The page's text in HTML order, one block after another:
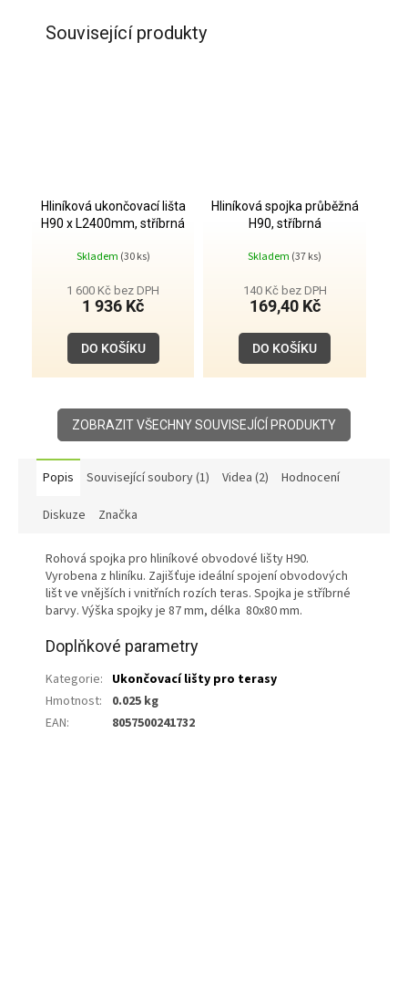
Související produkty
Hliníková ukončovací lišta
H90 x L2400mm, stříbrná
Skladem (30 ks)
1 600 Kč bez DPH
1 936 Kč
DO KOŠÍKU
Hliníková spojka průběžná
H90, stříbrná
Skladem (37 ks)
140 Kč bez DPH
169,40 Kč
DO KOŠÍKU
ZOBRAZIT VŠECHNY SOUVISEJÍCÍ PRODUKTY
Popis Související soubory (1) Videa (2) Hodnocení
Diskuze Značka
Rohová spojka pro hliníkové obvodové lišty H90.
Vyrobena z hliníku. Zajišťuje ideální spojení obvodových
lišt ve vnějších i vnitřních rozích teras. Spojka je stříbrné
barvy. Výška spojky je 87 mm, délka 80x80 mm.
Doplňkové parametry
Kategorie: Ukončovací lišty pro terasy
Hmotnost:
0.025 kg
EAN: 8057500241732